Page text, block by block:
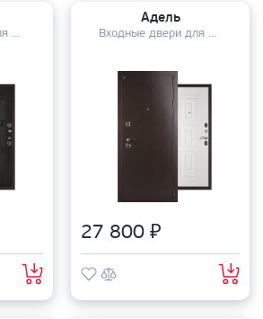
Входные двери для дома
Адель
Входные двери для дома
27 800 ₽